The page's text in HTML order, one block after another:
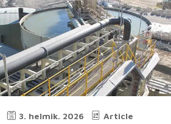
3. helmik. 2026 Article